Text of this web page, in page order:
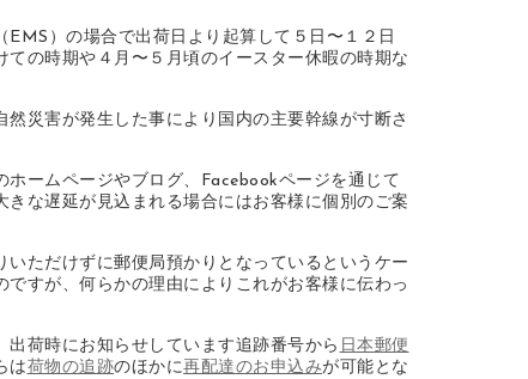
）の場合で出荷日より起算して５日〜１２日
の時期や４月〜５月頃のイースター休暇の時期な
災害が発生した事により国内の主要幹線が寸断さ
ームページやブログ、Facebookページを通じて
な遅延が見込まれる場合にはお客様に個別のご案
ただけずに郵便局預かりとなっているというケー
すが、何らかの理由によりこれがお客様に伝わっ
荷時にお知らせしています追跡番号から 日本郵便
は荷物の追跡のほかに再配達のお申込みが可能とな